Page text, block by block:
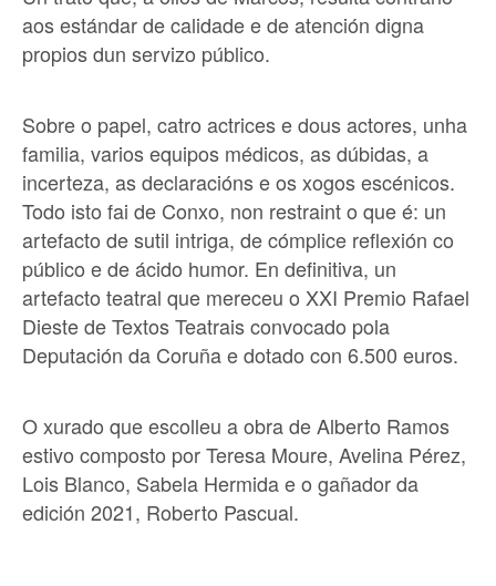
aos estándar de calidade e de atención digna
propios dun servizo público.
Sobre o papel, catro actrices e dous actores, unha
familia, varios equipos médicos, as dúbidas, a
incerteza, as declaracións e os xogos escénicos.
Todo isto fai de Conxo, non restraint o que é: un
artefacto de sutil intriga, de cómplice reflexión co
público e de ácido humor. En definitiva, un
artefacto teatral que mereceu o XXI Premio Rafael
Dieste de Textos Teatrais convocado pola
Deputación da Coruña e dotado con 6.500 euros.
O xurado que escolleu a obra de Alberto Ramos
estivo composto por Teresa Moure, Avelina Pérez,
Lois Blanco, Sabela Hermida e o gañador da
edición 2021, Roberto Pascual.